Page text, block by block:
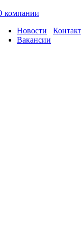
компании
Новости
Вакансии